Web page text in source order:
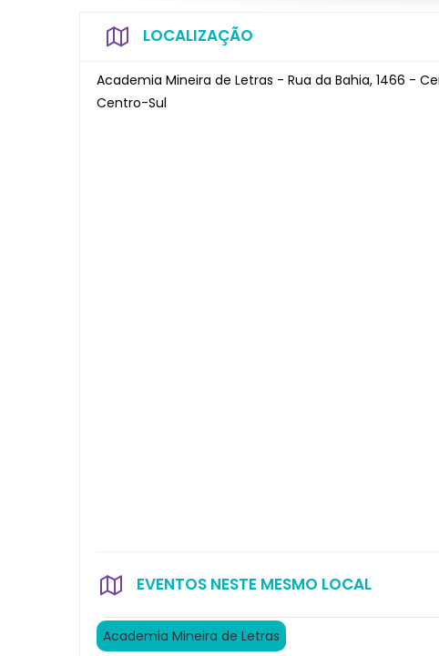
LOCALIZAÇÃO
Academia Mineira de Letras - Rua da Bahia, 1466 -
Centro-Sul
EVENTOS NESTE MESMO LOCAL
Academia Mineira de Letras